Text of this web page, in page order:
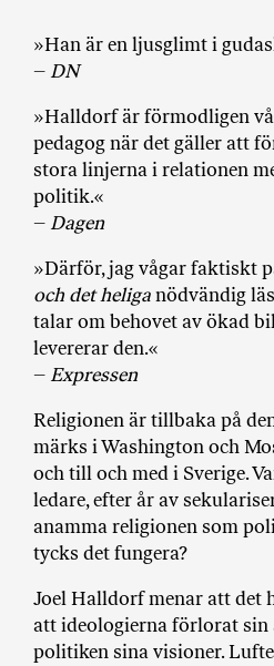
n
»Han är en ljusglimt i
– DN
»Halldorf är förmodligen
pedagog när det gäller att
stora linjerna i relationen
politik.«
– Dagen
»Därför, jag vågar faktiskt
och det heliga nödvändig
talar om behovet av ökad
levererar den.«
– Expressen
Religionen är tillbaka på
märks i Washington och
och till och med i Sverige.
ledare, efter år av
anamma religionen som
tycks det fungera?
Joel Halldorf menar att det
att ideologierna förlorat
politiken sina visioner.